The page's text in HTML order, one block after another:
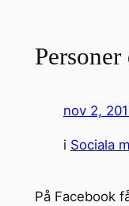
nov 2,
i Sociala
På Facebook